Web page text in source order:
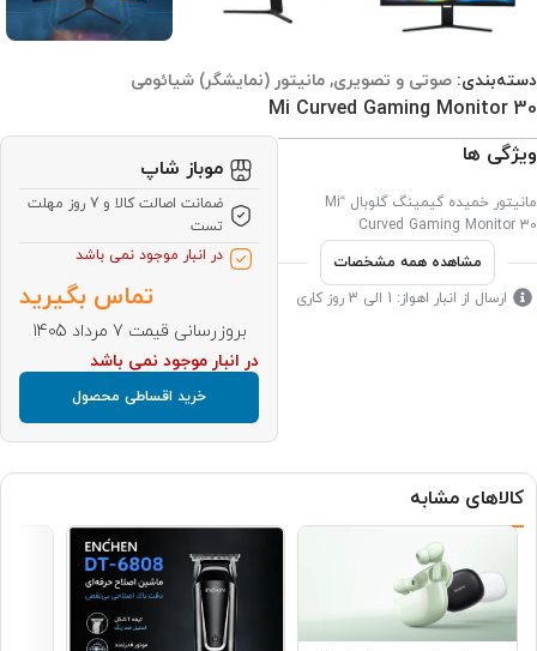
دسته‌بندی: صوتی و تصویری, مانیتور (نمایشگر) شیائومی
Mi Curved Gaming Monitor 30
ویژگی ها
مانیتور خمیده گیمینگ گلوبال “Mi
Curved Gaming Monitor 30
مشاهده همه مشخصات
ارسال از انبار اهواز: 1 الی 3 روز کاری
موباز شاپ
ضمانت اصالت کالا و 7 روز مهلت
تست
در انبار موجود نمی باشد
تماس بگیرید
بروزرسانی قیمت 7 مرداد 1405
در انبار موجود نمی باشد
خرید اقساطی محصول
کالاهای مشابه